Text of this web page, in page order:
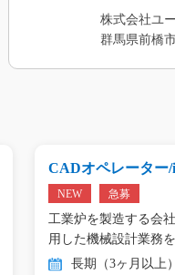
株式会社ユ
群馬県前橋
CADオペレーター/
NEW 急募
工業炉を製造する会
用した機械設計業務
…
長期（3ヶ月以上）